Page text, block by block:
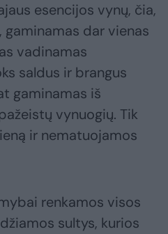
esencijos vynų, čia,
dar vienas
vadinamas
saldus ir brangus
gaminamas iš
vynuogių. Tik
ir nematuojamos
renkamos visos
sultys, kurios